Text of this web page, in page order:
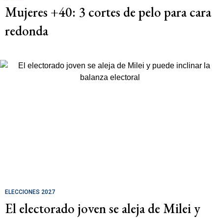
Mujeres +40: 3 cortes de pelo para cara
redonda
ELECCIONES 2027
El electorado joven se aleja de Milei y